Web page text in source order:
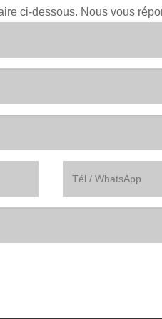
ci-dessous. Nous vous